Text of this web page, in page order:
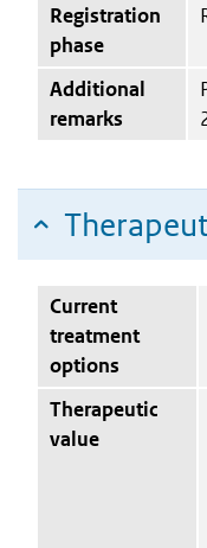
Registration
phase
Additional
remarks
Current
treatment
options
Therapeutic
value